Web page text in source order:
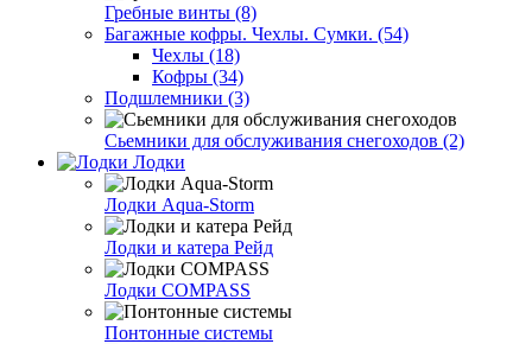
Гребные винты (8)
Багажные кофры. Чехлы. Сумки. (54)
Чехлы (18)
Кофры (34)
Подшлемники (3)
Сьемники для обслуживания снегоходов (2)
Лодки
Лодки Aqua-Storm
Лодки и катера Рейд
Лодки COMPASS
Понтонные системы